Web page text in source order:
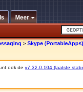
Meer
> Skype
ook de v7.32.0.104 (laatste